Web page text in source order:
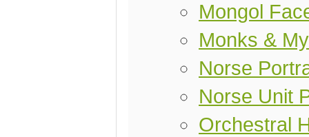
Mongol
Monks &
Norse
Norse Unit
Orchestral